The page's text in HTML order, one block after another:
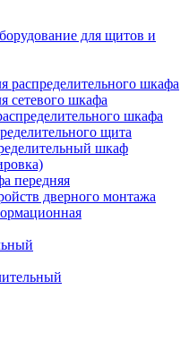
для щитов и
распределительного шкафа
сетевого шкафа
шкафа
щита
шкаф
передняя
дверного монтажа